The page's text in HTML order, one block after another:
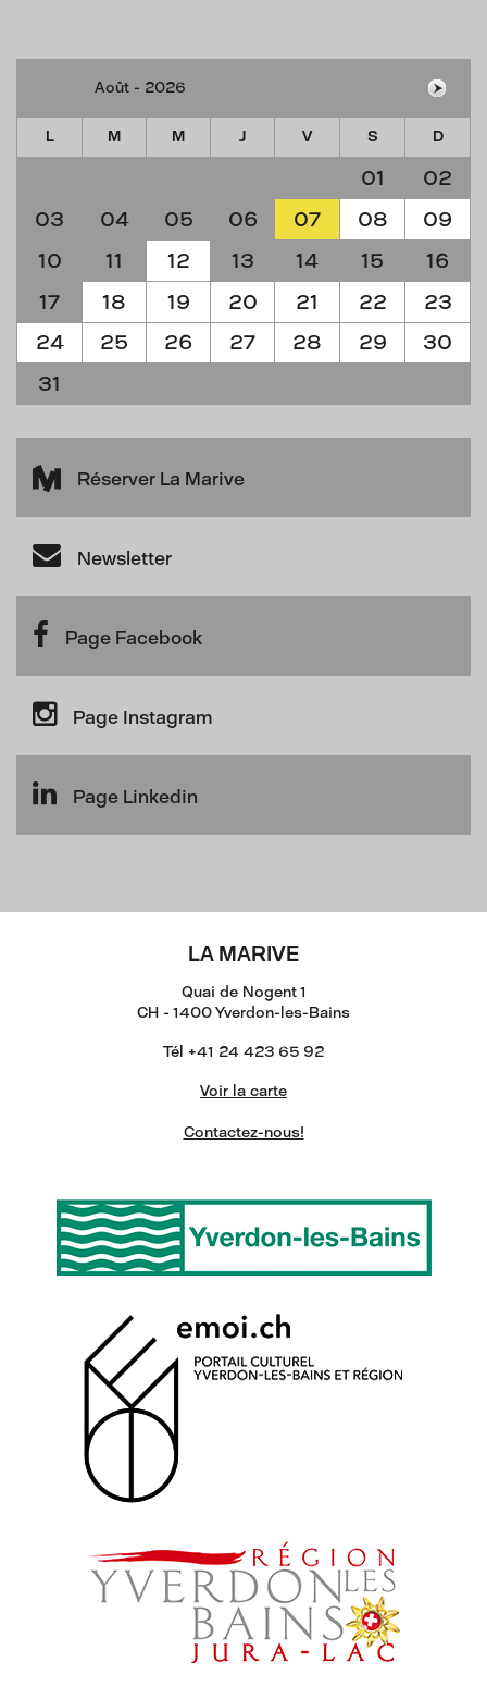
L M M J V S D
01
02
03
04 05 06 07 08
09
10
11 12 13 14 15
16
17
18 19 20 21 22
23
24
25 26 27 28 29
30
31
Réserver La Marive
Newsletter
Page Facebook
Page Instagram
Page Linkedin
LA MARIVE
Quai de Nogent 1
CH - 1400 Yverdon-les-Bains
Tél +41 24 423 65 92
Voir la carte
Contactez-nous!